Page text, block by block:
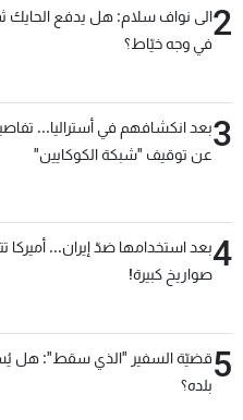
2الى نواف سلام: هل يدفع الحايك
في وجه خيّاط؟
3بعد انكشافهم في أستراليا...
عن توقيف "شبكة الكوكايين"
4بعد استخدامها ضدّ إيران... أميركا
صواريخ كبيرة!
5قضيّة السفير "الذي سقط": هل
بلده؟